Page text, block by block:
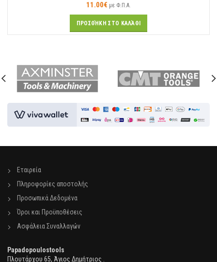
11.00€ με Φ.Π.Α.
ΠΡΟΣΘΉΚΗ ΣΤΟ ΚΑΛΆΘΙ
Εταιρεία
Πληροφορίες αποστολής
Προσωπικά Δεδομένα
Όροι και Προϋποθέσεις
Ασφάλεια Συναλλαγών
Papadopoulostools
Πλουτάρχου 65, Άγιος Δημήτριος .